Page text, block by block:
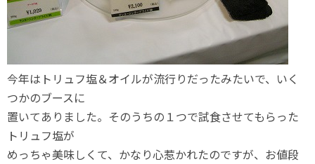
今年はトリュフ塩＆オイルが流行りだったみたいで、いく
つかのブースに
置いてありました。そのうちの１つで試食させてもらった
トリュフ塩が
めっちゃ美味しくて、かなり心惹かれたのですが、お値段